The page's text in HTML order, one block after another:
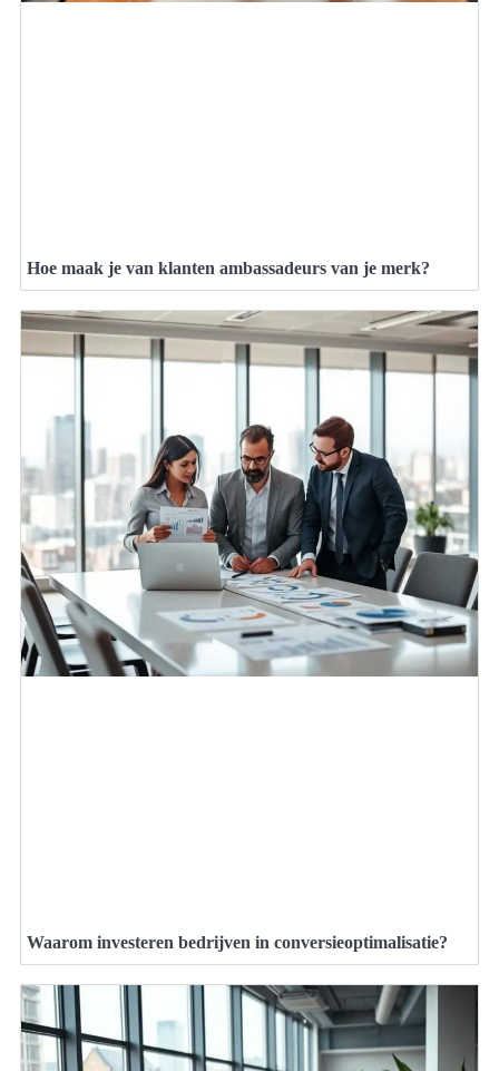
Hoe maak je van klanten ambassadeurs van je merk?
Waarom investeren bedrijven in conversieoptimalisatie?